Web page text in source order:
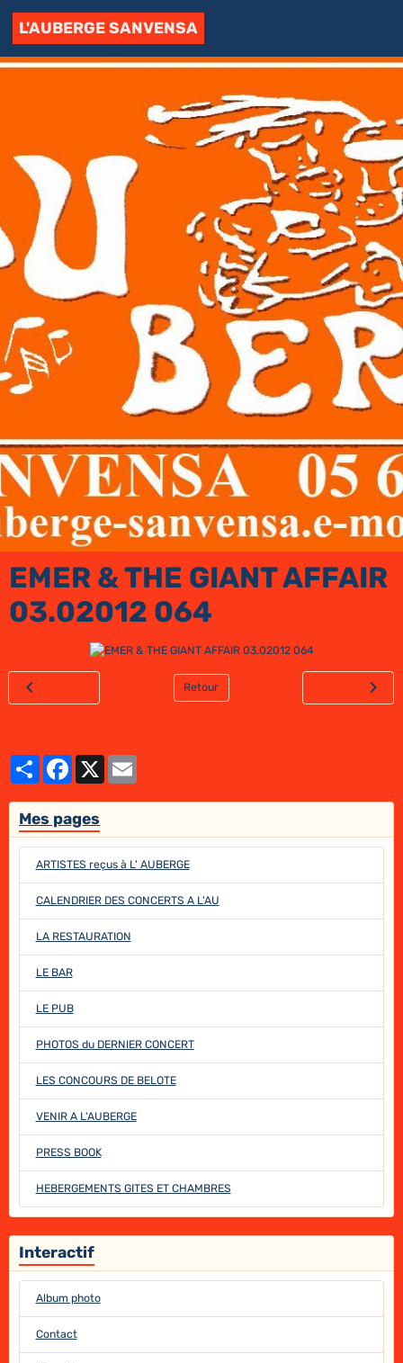
L'AUBERGE SANVENSA
EMER & THE GIANT AFFAIR
03.02012 064
Retour
PartagerFacebook
X
Mes pages
ARTISTES reçus à L' AUBERGE
CALENDRIER DES CONCERTS A L'AU
LA RESTAURATION
LE BAR
LE PUB
PHOTOS du DERNIER CONCERT
LES CONCOURS DE BELOTE
VENIR A L'AUBERGE
PRESS BOOK
HEBERGEMENTS GITES ET CHAMBRES
Interactif
Album photo
Contact